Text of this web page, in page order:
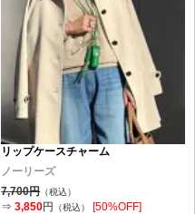
リップケースチャーム
ノーリーズ
7,700円（税込）
⇒3,850円 （税込） [50%OFF]